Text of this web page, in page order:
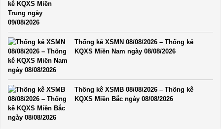
Thống kê XSMN 08/08/2026 – Thống kê
KQXS Miền Nam ngày 08/08/2026
Thống kê XSMB 08/08/2026 – Thống kê
KQXS Miền Bắc ngày 08/08/2026